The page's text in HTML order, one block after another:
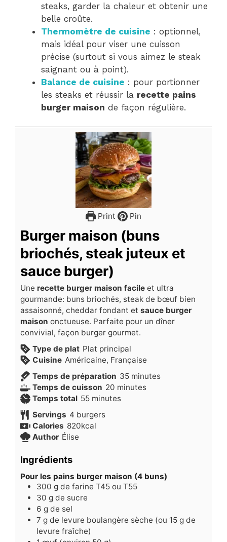
steaks, garder la chaleur et obtenir une
belle croûte.
Thermomètre de cuisine : optionnel,
mais idéal pour viser une cuisson
précise (surtout si vous aimez le steak
saignant ou à point).
Balance de cuisine : pour portionner
les steaks et réussir la recette pains
burger maison de façon régulière.
Print Pin
Burger maison (buns
briochés, steak juteux et
sauce burger)
Une recette burger maison facile et ultra
gourmande: buns briochés, steak de bœuf bien
assaisonné, cheddar fondant et sauce burger
maison onctueuse. Parfaite pour un dîner
convivial, façon burger gourmet.
Type de plat Plat principal
Cuisine Américaine, Française
Temps de préparation 35minutes
minutes
Temps de cuisson 20minutes
minutes
Temps total 55minutes
minutes
Servings 4 burgers
Calories 820kcal
Author Élise
Ingrédients
Pour les pains burger maison (4 buns)
300 g de farine T45 ou T55
30 g de sucre
6 g de sel
7 g de levure boulangère sèche (ou 15 g de
levure fraîche)